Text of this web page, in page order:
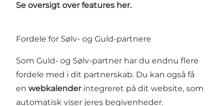
Se oversigt over features her.
Fordele for Sølv- og Guld-partnere
Som Guld- og Sølv-partner har du endnu flere
fordele med i dit partnerskab. Du kan også få
en webkalenderintegreret på dit website, som
automatisk viser jeres begivenheder.